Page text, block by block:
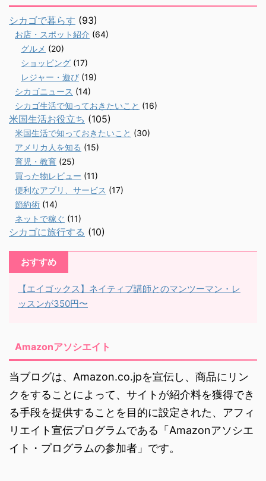
シカゴで暮らす (93)
お店・スポット紹介 (64)
グルメ (20)
ショッピング (17)
レジャー・遊び (19)
シカゴニュース (14)
シカゴ生活で知っておきたいこと (16)
米国生活お役立ち (105)
米国生活で知っておきたいこと (30)
アメリカ人を知る (15)
育児・教育 (25)
買った物レビュー (11)
便利なアプリ、サービス (17)
節約術 (14)
ネットで稼ぐ (11)
シカゴに旅行する (10)
おすすめ
【エイゴックス】ネイティブ講師とのマンツーマン・レ
ッスンが350円〜
Amazonアソシエイト
当ブログは、Amazon.co.jpを宣伝し、商品にリン
クをすることによって、サイトが紹介料を獲得でき
る手段を提供することを目的に設定された、アフィ
リエイト宣伝プログラムである「Amazonアソシエ
イト・プログラムの参加者」です。